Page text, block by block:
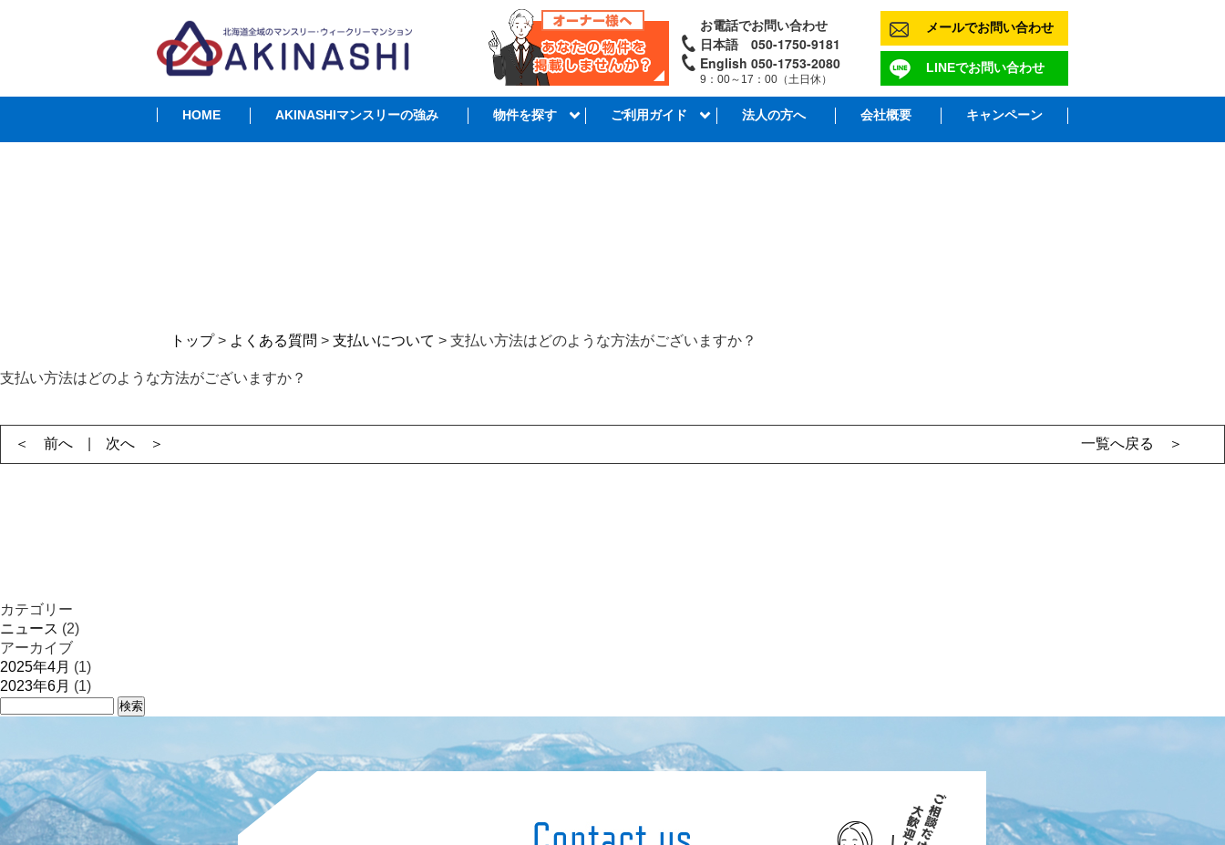
お電話でお問い合わせ
日本語 050-1750-9181
English 050-1753-2080
9：00～17：00（土日休）
メールでお問い合わせ
LINEでお問い合わせ
HOME AKINASHIマンスリーの強み 物件を探す ご利用ガイド 法人の方へ 会社概要 キャンペーン
トップ> よくある質問 > 支払いについて > 支払い方法はどのような方法がございますか？
支払い方法はどのような方法がございますか？
＜ 前へ 次へ ＞ 一覧へ戻る ＞
カテゴリー
ニュース (2)
アーカイブ
2025年4月 (1)
2023年6月 (1)